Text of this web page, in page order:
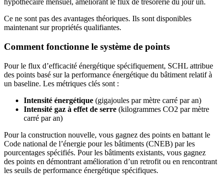
hypothécaire mensuel, améliorant le flux de trésorerie du jour un.
Ce ne sont pas des avantages théoriques. Ils sont disponibles
maintenant sur propriétés qualifiantes.
Comment fonctionne le système de points
Pour le flux d’efficacité énergétique spécifiquement, SCHL attribue
des points basé sur la performance énergétique du bâtiment relatif à
un baseline. Les métriques clés sont :
Intensité énergétique (gigajoules par mètre carré par an)
Intensité gaz à effet de serre (kilogrammes CO2 par mètre
carré par an)
Pour la construction nouvelle, vous gagnez des points en battant le
Code national de l’énergie pour les bâtiments (CNEB) par les
pourcentages spécifiés. Pour les bâtiments existants, vous gagnez
des points en démontrant amélioration d’un retrofit ou en rencontrant
les seuils de performance énergétique spécifiques.